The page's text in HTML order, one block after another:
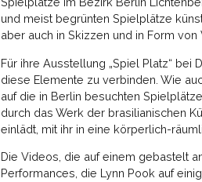
und meist begrünten Spielplätze
aber auch in Skizzen und in Form von
Für ihre Ausstellung „Spiel Platz“ bei
diese Elemente zu verbinden. Wie
auf die in Berlin besuchten
durch das Werk der brasilianischen
einlädt, mit ihr in eine körperlich-
Die Videos, die auf einem gebastelt
Performances, die Lynn Pook auf